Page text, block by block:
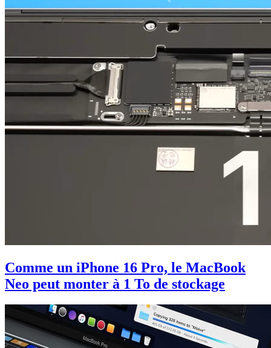
Comme un iPhone 16 Pro, le MacBook
Neo peut monter à 1 To de stockage